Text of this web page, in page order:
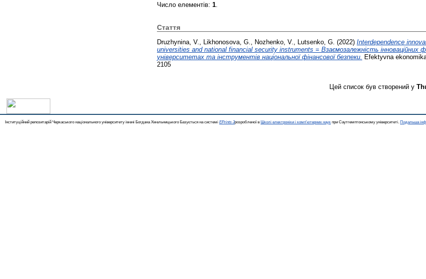
Число елементів: 1
Стаття
Druzhynina, V. Likhonosova, G. Nozhenko, V. Lutsenko, G. (2022) Interdependence
universities and national financial security instruments = Взаємозалежність інноваційних
університетах та інструментів національної фінансової безпеки. Efektyvna
2105
Цей список був створений у
Інституційний репозитарій Черкаського національного університету імені Богдана Хмельницького Базується на системі EPrints 3розробленої в Школі електроніки і комп'ютерних наук при Саутгемптонському університеті. Подальша